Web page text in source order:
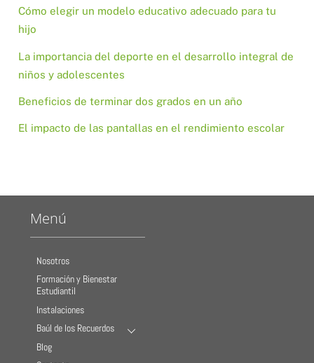
Cómo elegir un modelo educativo adecuado para tu
hijo
La importancia del deporte en el desarrollo integral de
niños y adolescentes
Beneficios de terminar dos grados en un año
El impacto de las pantallas en el rendimiento escolar
Menú
Nosotros
Formación y Bienestar
Estudiantil
Instalaciones
Baúl de los Recuerdos
Blog